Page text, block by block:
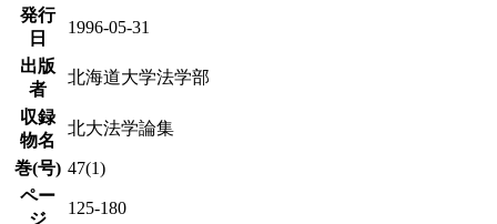
発行
日
1996-05-31
出版
者
北海道大学法学部
収録
物名
北大法学論集
巻(号) 47(1)
ペー
ジ
125-180